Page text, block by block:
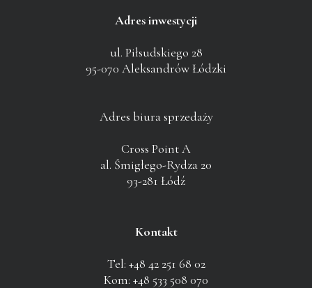
Adres inwestycji
ul. Piłsudskiego 28
95-070 Aleksandrów Łódzki
Adres biura sprzedaży
Cross Point A
al. Śmigłego-Rydza 20
93-281 Łódź
Kontakt
Tel: +48 42 251 68 02
Kom: +48 533 508 070